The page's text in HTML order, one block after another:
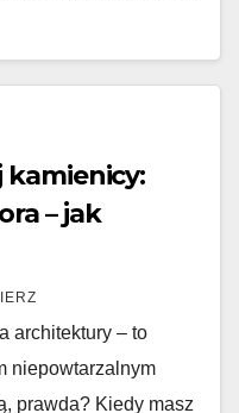
– jak
architektury – to
niepowtarzalnym
prawda? Kiedy masz